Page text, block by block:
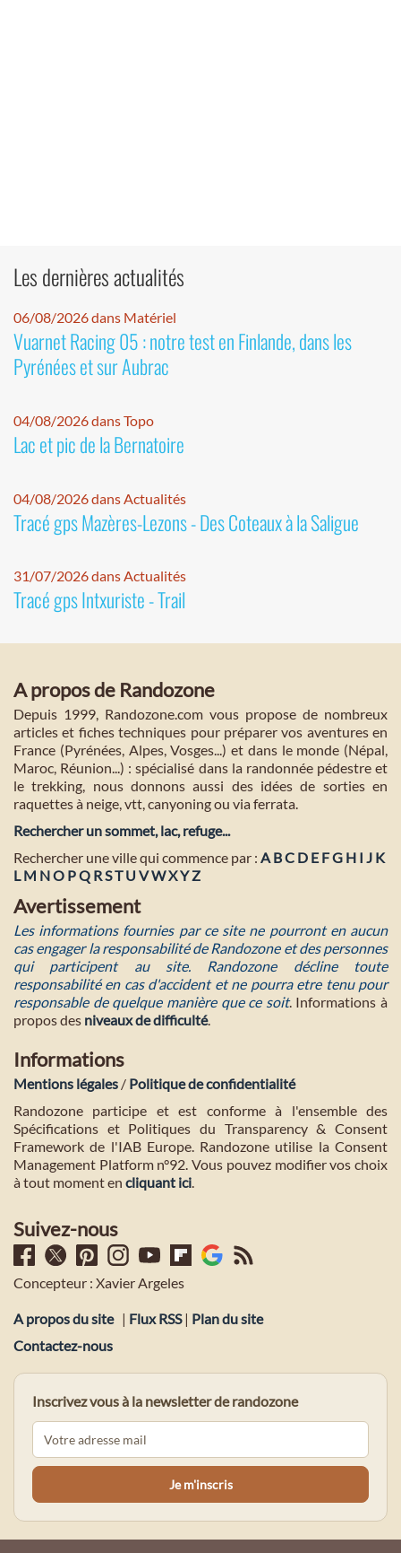
Les dernières actualités
06/08/2026 dans Matériel
Vuarnet Racing 05 : notre test en Finlande, dans les
Pyrénées et sur Aubrac
04/08/2026 dans Topo
Lac et pic de la Bernatoire
04/08/2026 dans Actualités
Tracé gps Mazères-Lezons - Des Coteaux à la Saligue
31/07/2026 dans Actualités
Tracé gps Intxuriste - Trail
A propos de Randozone
Depuis 1999, Randozone.com vous propose de nombreux
articles et fiches techniques pour préparer vos aventures en
France (Pyrénées, Alpes, Vosges...) et dans le monde (Népal,
Maroc, Réunion...) : spécialisé dans la randonnée pédestre et
le trekking, nous donnons aussi des idées de sorties en
raquettes à neige, vtt, canyoning ou via ferrata.
Rechercher un sommet, lac, refuge...
Rechercher une ville qui commence par : A BC D E FG H I J K
L M NO PQ RST U VWXYZ
Avertissement
Les informations fournies par ce site ne pourront en aucun
cas engager la responsabilité de Randozone et des personnes
qui participent au site. Randozone décline toute
responsabilité en cas d'accident et ne pourra etre tenu pour
responsable de quelque manière que ce soit. Informations à
propos des niveaux de difficulté.
Informations
Mentions légales / Politique de confidentialité
Randozone participe et est conforme à l'ensemble des
Spécifications et Politiques du Transparency & Consent
Framework de l'IAB Europe. Randozone utilise la Consent
Management Platform n°92. Vous pouvez modifier vos choix
à tout moment en cliquant ici.
Suivez-nous
Concepteur : Xavier Argeles
A propos du site | Flux RSS| Plan du site
Contactez-nous
Inscrivez vous à la newsletter de randozone